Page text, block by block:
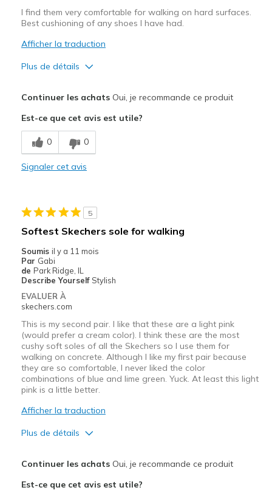
I find them very comfortable for walking on hard surfaces.
Best cushioning of any shoes I have had.
Afficher la traduction
Plus de détails
Comfortable
Fabulous cushioned sole
View On Shoes
Shoes are for Wearing
Continuer les achatsOui, je recommande ce produit
Est-ce que cet avis est utile?
0 0
Signaler cet avis
5
Softest Skechers sole for walking
Soumis il y a 11 mois
Par Gabi
de Park Ridge, IL
Describe Yourself Stylish
EVALUER À
skechers.com
This is my second pair. I like that these are a light pink
(would prefer a cream color). I think these are the most
cushy soft soles of all the Skechers so I use them for
walking on concrete. Although I like my first pair because
they are so comfortable, I never liked the color
combinations of blue and lime green. Yuck. At least this light
pink is a little better.
Afficher la traduction
Plus de détails
Continuer les achatsOui, je recommande ce produit
Est-ce que cet avis est utile?